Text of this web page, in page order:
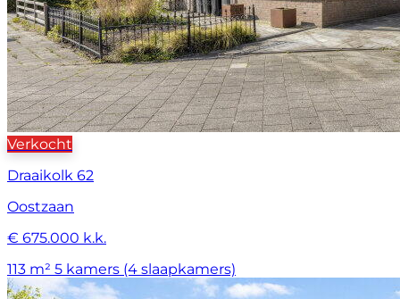
Verkocht
Draaikolk 62
Oostzaan
€ 675.000 k.k.
113 m² 5 kamers (4 slaapkamers)